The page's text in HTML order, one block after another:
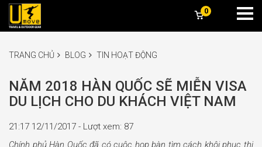
0
TRANG CHỦ BLOG TIN HOẠT ĐỘNG
NĂM 2018 HÀN QUỐC SẼ MIỄN VISA
DU LỊCH CHO DU KHÁCH VIỆT NAM
21:17 12/11/2017 - Lượt xem: 87
Chính phủ Hàn Quốc đã có cuộc họp bàn tìm cách khôi phục thị